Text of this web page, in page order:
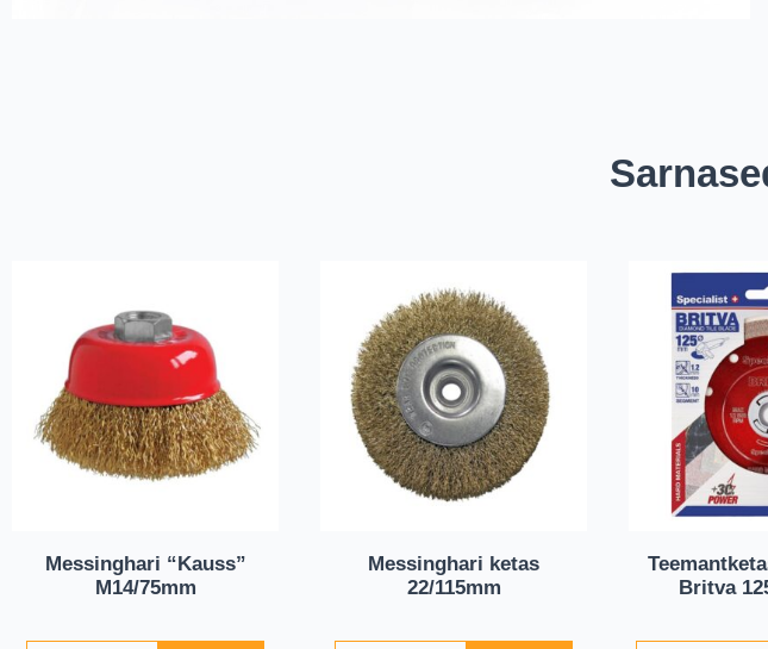
Messinghari “Kauss”
M14/75mm
Messinghari ketas
22/115mm
Britva